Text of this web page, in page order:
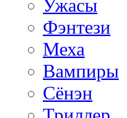
Ужасы
Фэнтези
Меха
Вампиры
Сёнэн